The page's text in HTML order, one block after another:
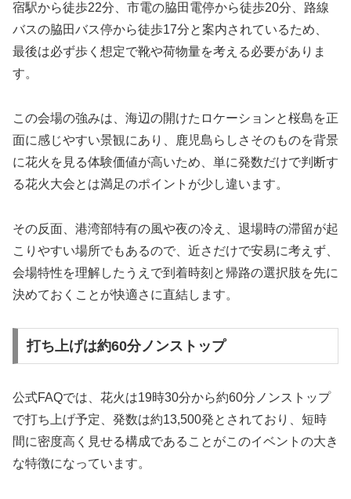
宿駅から徒歩22分、市電の脇田電停から徒歩20分、路線
バスの脇田バス停から徒歩17分と案内されているため、
最後は必ず歩く想定で靴や荷物量を考える必要がありま
す。
この会場の強みは、海辺の開けたロケーションと桜島を正
面に感じやすい景観にあり、鹿児島らしさそのものを背景
に花火を見る体験価値が高いため、単に発数だけで判断す
る花火大会とは満足のポイントが少し違います。
その反面、港湾部特有の風や夜の冷え、退場時の滞留が起
こりやすい場所でもあるので、近さだけで安易に考えず、
会場特性を理解したうえで到着時刻と帰路の選択肢を先に
決めておくことが快適さに直結します。
打ち上げは約60分ノンストップ
公式FAQでは、花火は19時30分から約60分ノンストップ
で打ち上げ予定、発数は約13,500発とされており、短時
間に密度高く見せる構成であることがこのイベントの大き
な特徴になっています。